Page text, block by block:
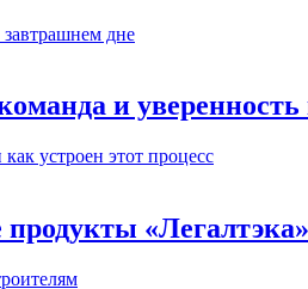
и
«Легалтэка»